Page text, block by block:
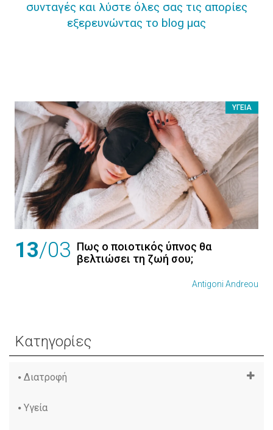
συνταγές και λύστε όλες σας τις απορίες
εξερευνώντας το blog μας
ΥΓΕΊΑ
13/03 Πως ο ποιοτικός ύπνος θα
βελτιώσει τη ζωή σου;
Antigoni Andreou
Κατηγορίες
Διατροφή
Υγεία